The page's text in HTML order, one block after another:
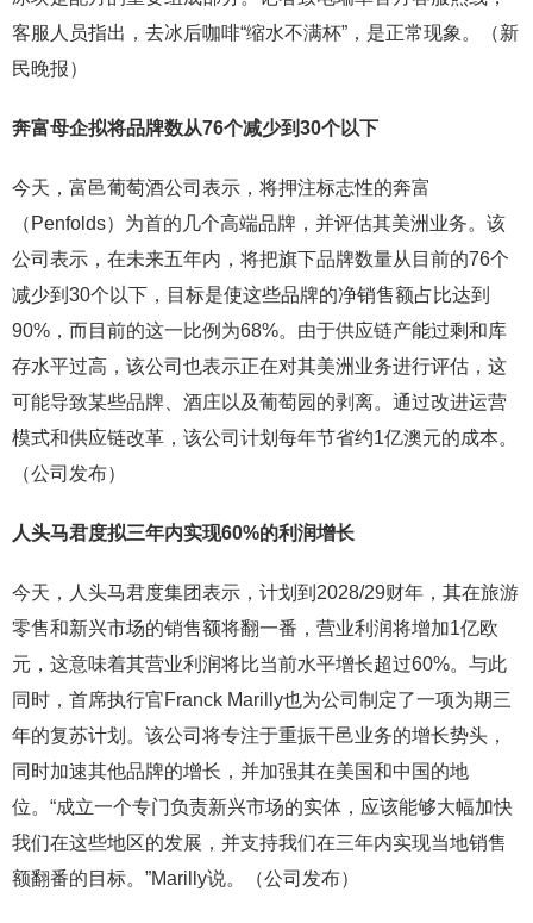
客服人员指出，去冰后咖啡“缩水不满杯”，是正常现象。（新
民晚报）
奔富母企拟将品牌数从76个减少到30个以下
今天，富邑葡萄酒公司表示，将押注标志性的奔富
（Penfolds）为首的几个高端品牌，并评估其美洲业务。该
公司表示，在未来五年内，将把旗下品牌数量从目前的76个
减少到30个以下，目标是使这些品牌的净销售额占比达到
90%，而目前的这一比例为68%。由于供应链产能过剩和库
存水平过高，该公司也表示正在对其美洲业务进行评估，这
可能导致某些品牌、酒庄以及葡萄园的剥离。通过改进运营
模式和供应链改革，该公司计划每年节省约1亿澳元的成本。
（公司发布）
人头马君度拟三年内实现60%的利润增长
今天，人头马君度集团表示，计划到2028/29财年，其在旅游
零售和新兴市场的销售额将翻一番，营业利润将增加1亿欧
元，这意味着其营业利润将比当前水平增长超过60%。与此
同时，首席执行官Franck Marilly也为公司制定了一项为期三
年的复苏计划。该公司将专注于重振干邑业务的增长势头，
同时加速其他品牌的增长，并加强其在美国和中国的地
位。“成立一个专门负责新兴市场的实体，应该能够大幅加快
我们在这些地区的发展，并支持我们在三年内实现当地销售
额翻番的目标。”Marilly说。（公司发布）